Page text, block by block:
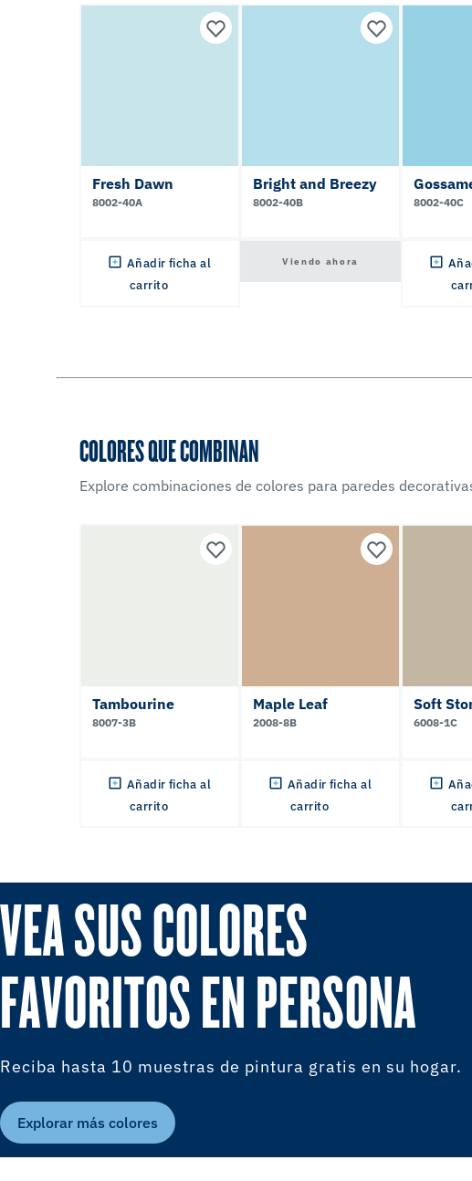
Fresh Dawn
8002-40A
Añadir ficha al
carrito
Bright and Breezy
8002-40B
Viendo ahora
8002-40C
COLORES QUE COMBINAN
Explore combinaciones de colores para paredes
Tambourine
8007-3B
Añadir ficha al
carrito
Maple Leaf
2008-8B
Añadir ficha al
carrito
Soft
6008-1C
VEA SUS COLORES
FAVORITOS EN PERSONA
Reciba hasta 10 muestras de pintura gratis en su hogar.
Explorar más colores